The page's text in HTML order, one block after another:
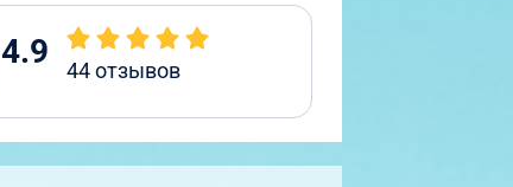
4.9 44отзывов